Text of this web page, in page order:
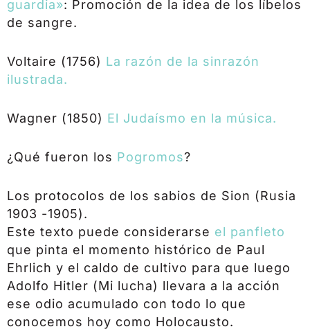
guardia»: Promoción de la idea de los líbelos
de sangre.
Voltaire (1756) La razón de la sinrazón
ilustrada.
Wagner (1850) El Judaísmo en la música.
¿Qué fueron los Pogromos?
Los protocolos de los sabios de Sion (Rusia
1903 -1905).
Este texto puede considerarse el panfleto
que pinta el momento histórico de Paul
Ehrlich y el caldo de cultivo para que luego
Adolfo Hitler (Mi lucha) llevara a la acción
ese odio acumulado con todo lo que
conocemos hoy como Holocausto.